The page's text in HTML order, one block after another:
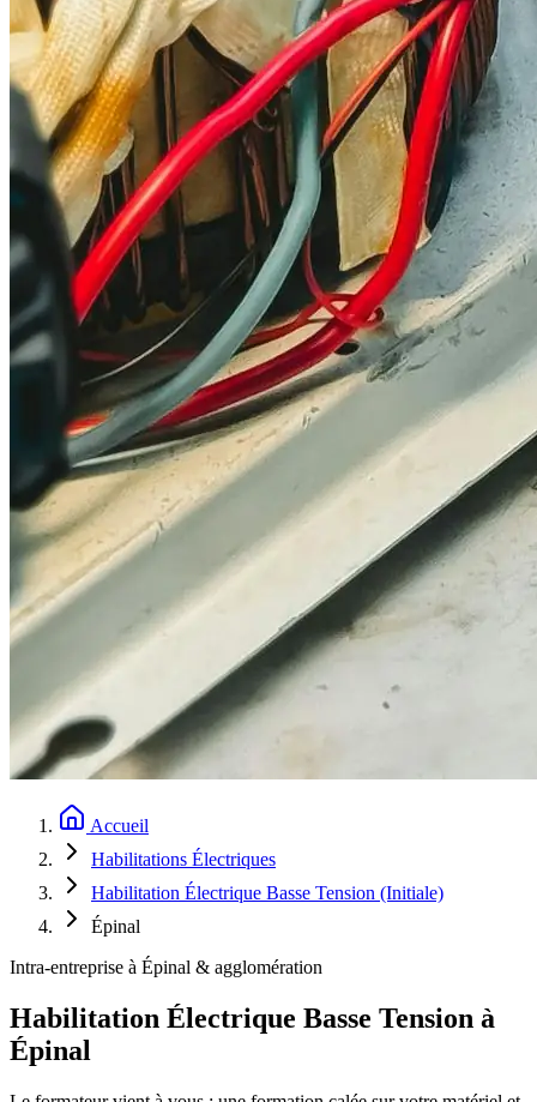
Accueil
Habilitations Électriques
Habilitation Électrique Basse Tension (Initiale)
Épinal
Intra-entreprise à Épinal & agglomération
Habilitation Électrique Basse Tension à
Épinal